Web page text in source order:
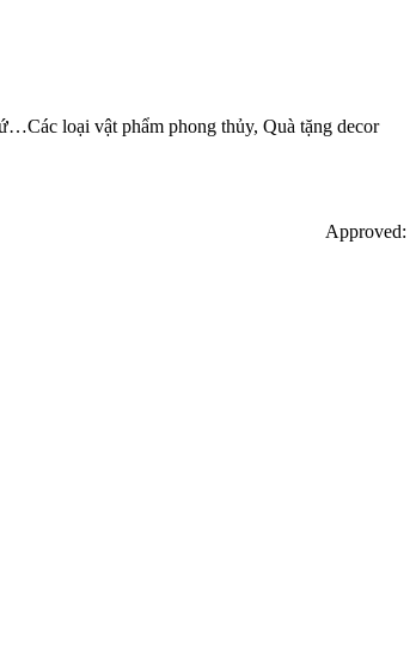
loại vật phẩm phong thủy, Quà tặng decor
Approved: